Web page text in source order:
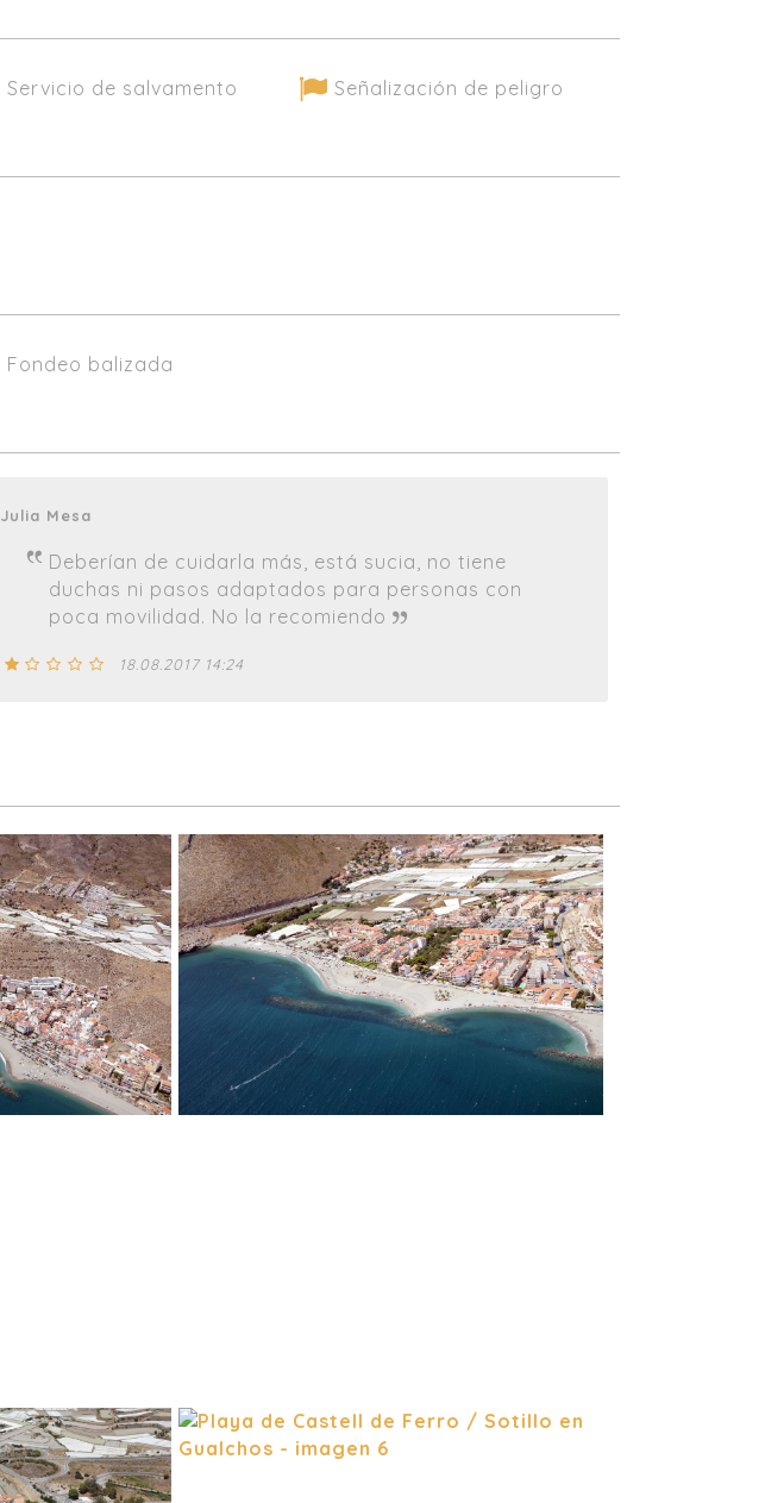
Servicio de salvamento Señalización de peligro
Fondeo balizada
Julia Mesa
Deberían de cuidarla más, está sucia, no tiene
duchas ni pasos adaptados para personas con
poca movilidad. No la recomiendo
18.08.2017 14:24